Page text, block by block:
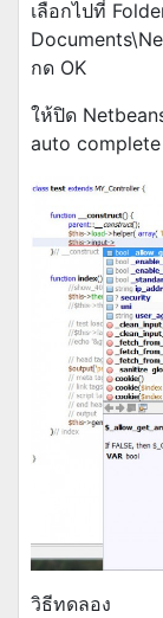
เลือกไปที่
กด OK
ให้ปิด
auto
วิธีทดลอง